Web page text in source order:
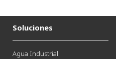
Soluciones
Agua Industrial